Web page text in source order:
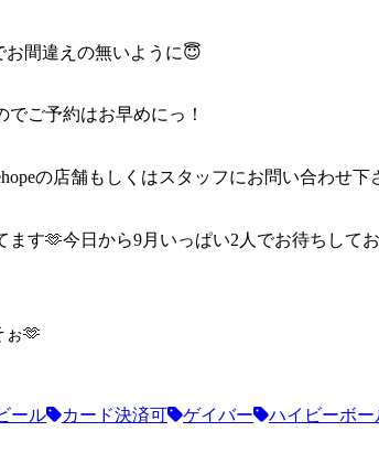
間違えの無いように😇
ご予約はお早めにっ！
の店舗もしくはスタッフにお問い合わせ下
ます🫶今日から9月いっぱい2人でお待ちして
ぉ🫶
ール カード決済可 ゲイバー ハイビーボー